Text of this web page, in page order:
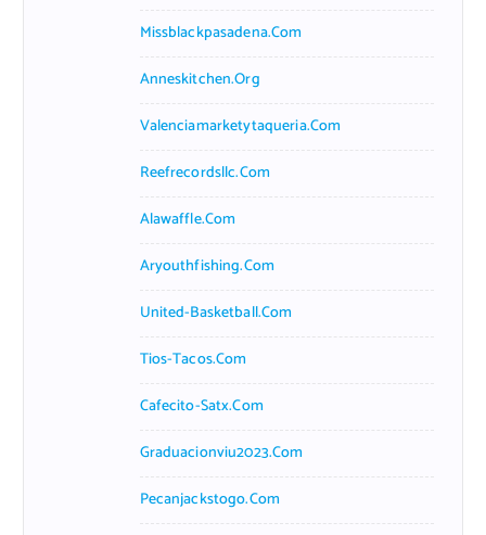
Missblackpasadena.com
Anneskitchen.org
Valenciamarketytaqueria.com
Reefrecordsllc.com
Alawaffle.com
Aryouthfishing.com
United-Basketball.com
Tios-Tacos.com
Cafecito-Satx.com
Graduacionviu2023.com
Pecanjackstogo.com